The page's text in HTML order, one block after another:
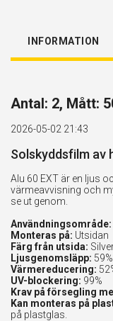
INFORMATION
Antal: 2, Mått:
2026-05-02 21:43
Solskyddsfilm av
Alu 60 EXT är en ljus
värmeavvisning och
se ut genom.
Användningsområde:
Monteras på: Utsidan
Färg från utsida:
Ljusgenomsläpp: 59%
Värmereducering:
UV-blockering: 99%
Krav på försegling
Kan monteras på
på plastglas.